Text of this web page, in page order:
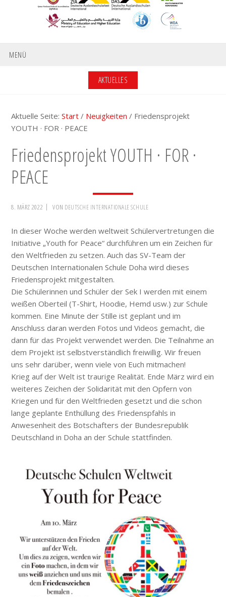
MENÜ
AKTUELLES
Aktuelle Seite:Start / Neuigkeiten / Friedensprojekt
YOUTH · FOR · PEACE
Friedensprojekt YOUTH · FOR ·
PEACE
8. MÄRZ 2022 VON DEUTSCHE INTERNATIONALE SCHULE
In dieser Woche werden weltweit Schülervertretungen die
Initiative „Youth for Peace“ durchführen um ein Zeichen für
den Weltfrieden zu setzen. Auch das SV-Team der
Deutschen Internationalen Schule Doha wird dieses
Friedensprojekt mitgestalten.
Die Schülerinnen und Schüler der Sek I werden mit einem
weißen Oberteil (T-Shirt, Hoodie, Hemd usw.) zur Schule
kommen. Eine Minute der Stille ist geplant und im
Anschluss daran werden Fotos und Videos gemacht, die
dann für das Projekt verwendet werden. Die Teilnahme an
dem Projekt ist selbstverständlich freiwillig. Wir freuen
uns sehr darüber, wenn viele von Euch mitmachen!
Krieg auf der Welt ist traurige Realität. Ende März wird ein
weiteres Zeichen der Solidarität mit den Opfern von
Kriegen und für den Weltfrieden gesetzt und die schon
lange geplante Enthüllung des Friedenspfahls in
Anwesenheit des Botschafters der Bundesrepublik
Deutschland in Doha an der Schule stattfinden.